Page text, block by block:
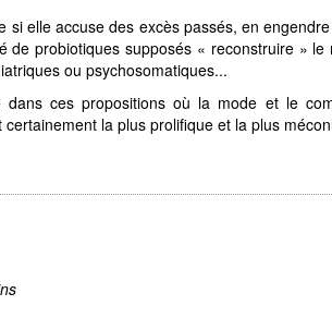
elle accuse des excès passés, en
probiotiques supposés « reconstruire » le
ou psychosomatiques...
ces propositions où la mode et le
la plus prolifique et la plus